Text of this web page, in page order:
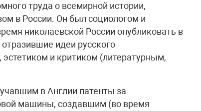
труда о всемирной истории,
в России. Он был социологом и
николаевской России опубликовать в
идеи русского
и критиком (литературным,
в Англии патенты за
машины, создавшим (во время